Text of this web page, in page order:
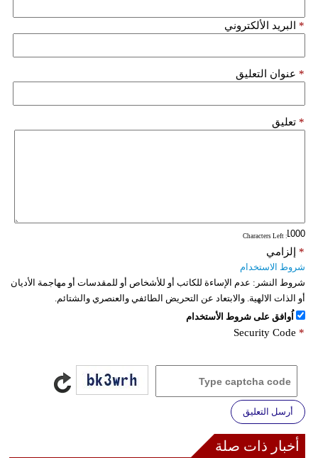
البريد الألكتروني *
عنوان التعليق *
تعليق *
: Characters Left
إلزامي *
شروط الاستخدام
شروط النشر: عدم الإساءة للكاتب أو للأشخاص أو للمقدسات أو مهاجمة الأديان
أو الذات الالهية. والابتعاد عن التحريض الطائفي والعنصري والشتائم.
اُوافق على شروط الأستخدام
Security Code *
أرسل التعليق
أخبار ذات صلة